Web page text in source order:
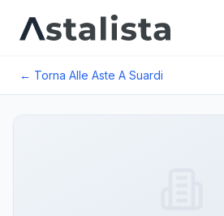
← Torna Alle Aste A Suardi